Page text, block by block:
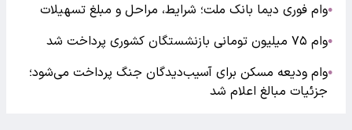
●وام فوری دیما بانک ملت؛ شرایط، مراحل و مبلغ تسهیلات
●وام ۷۵ میلیون تومانی بازنشستگان کشوری پرداخت شد
●وام ودیعه مسکن برای آسیب‌دیدگان جنگ پرداخت می‌شود؛
جزئیات مبالغ اعلام شد